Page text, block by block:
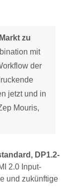
zu
mit
der
jetzt und in
Mouris,
DP1.2-
2.0 Input-
und zukünftige